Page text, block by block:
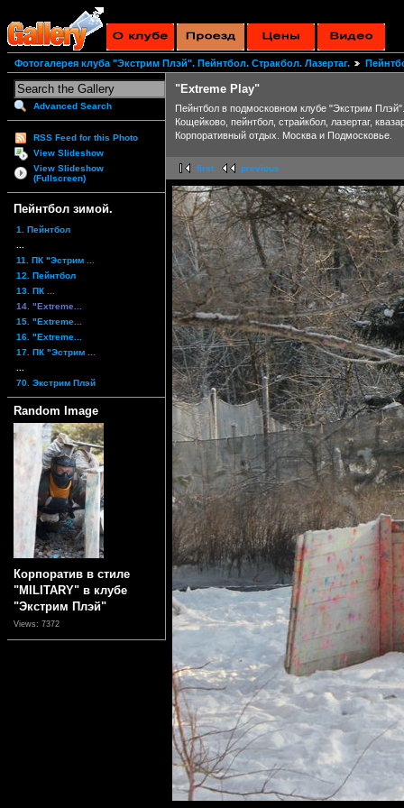
Фотогалерея клуба "Экстрим Плэй". Пейнтбол. Стракбол. Лазертаг.
Advanced Search
RSS Feed for this Photo
View Slideshow
View Slideshow
(Fullscreen)
Пейнтбол зимой.
1. Пейнтбол
11. ПК "Эстрим ...
12. Пейнтбол
13. ПК ...
14. "Extreme...
15. "Extreme...
16. "Extreme...
17. ПК "Эстрим ...
70. Экстрим Плэй
Random Image
Корпоратив в стиле
"MILITARY" в клубе
"Экстрим Плэй"
Views: 7372
"Extreme Play"
Пейнтбол в подмосковном клубе "Экстрим
Кощейково, пейнтбол, страйкбол, лазертаг,
Корпоративный отдых. Москва и Подмосковье.
first previous